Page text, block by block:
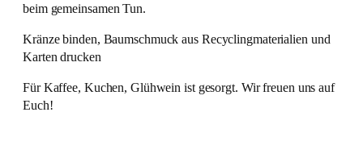
beim gemeinsamen Tun.
Kränze binden, Baumschmuck aus Recyclingmaterialien und
Karten drucken
Für Kaffee, Kuchen, Glühwein ist gesorgt. Wir freuen uns auf
Euch!